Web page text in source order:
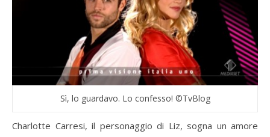
Sì, lo guardavo. Lo confesso! ©TvBlog
Charlotte Carresi, il personaggio di Liz, sogna un amore